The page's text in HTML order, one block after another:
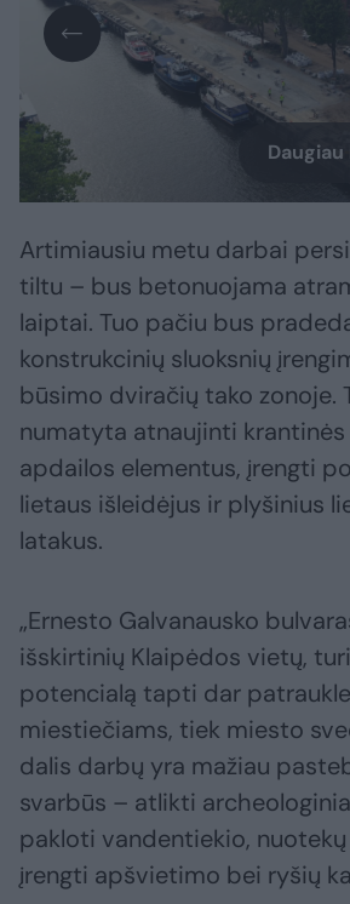
Artimiausiu metu darbai
tiltu – bus betonuojama
laiptai. Tuo pačiu bus
konstrukcinių sluoksnių
būsimo dviračių tako zonoje.
numatyta atnaujinti
apdailos elementus, įrengti
lietaus išleidėjus ir plyšinius
latakus.
„Ernesto Galvanausko
išskirtinių Klaipėdos vietų,
potencialą tapti dar
miestiečiams, tiek miesto
dalis darbų yra mažiau
svarbūs – atlikti
pakloti vandentiekio,
įrengti apšvietimo bei ryšių